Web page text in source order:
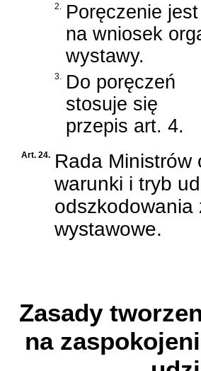
2.
Poręczenie
na wniosek
wystawy.
3.
Do poręczeń
stosuje się
przepis art. 4.
Art. 24. Rada Ministrów
warunki i tryb
odszkodowania
wystawowe.
Zasady
na